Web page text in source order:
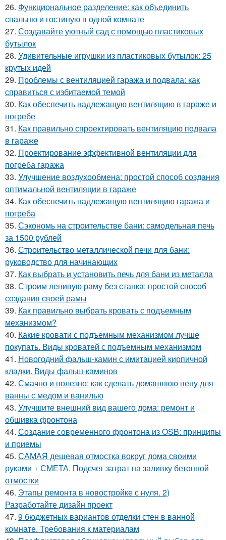
26. Функциональное разделение: как объединить
спальню и гостиную в одной комнате
27. Создавайте уютный сад с помощью пластиковых
бутылок
28. Удивительные игрушки из пластиковых бутылок: 25
крутых идей
29. Проблемы с вентиляцией гаража и подвала: как
справиться с избитаемой темой
30. Как обеспечить надлежащую вентиляцию в гараже и
погребе
31. Как правильно спроектировать вентиляцию подвала
в гараже
32. Проектирование эффективной вентиляции для
погреба гаража
33. Улучшение воздухообмена: простой способ создания
оптимальной вентиляции в гараже
34. Как обеспечить надлежащую вентиляцию гаража и
погреба
35. Сэкономь на строительстве бани: самодельная печь
за 1500 рублей
36. Строительство металлической печи для бани:
руководство для начинающих
37. Как выбрать и установить печь для бани из металла
38. Строим ленивую раму без станка: простой способ
создания своей рамы
39. Как правильно выбрать кровать с подъемным
механизмом?
40. Какие кровати с подъемным механизмом лучше
покупать. Виды кроватей с подъемным механизмом
41. Новогодний фальш-камин с имитацией кирпичной
кладки. Виды фальш-каминов
42. Смачно и полезно: как сделать домашнюю пену для
ванны с медом и ванилью
43. Улучшите внешний вид вашего дома: ремонт и
обшивка фронтона
44. Создание современного фронтона из OSB: принципы
и приемы
45. САМАЯ дешевая отмостка вокруг дома своими
руками + СМЕТА. Подсчет затрат на заливку бетонной
отмостки
46. Этапы ремонта в новостройке с нуля. 2)
Разработайте дизайн проект
47. 9 бюджетных вариантов отделки стен в ванной
комнате. Требования к материалам